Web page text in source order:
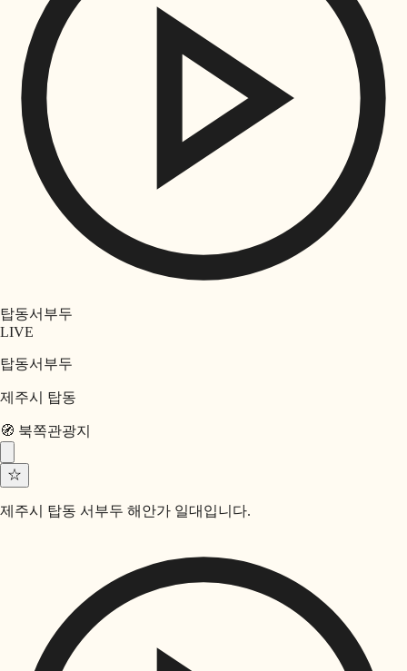
탑동서부두
LIVE
탑동서부두
제주시 탑동
🧭 북쪽관광지
☆
제주시 탑동 서부두 해안가 일대입니다.